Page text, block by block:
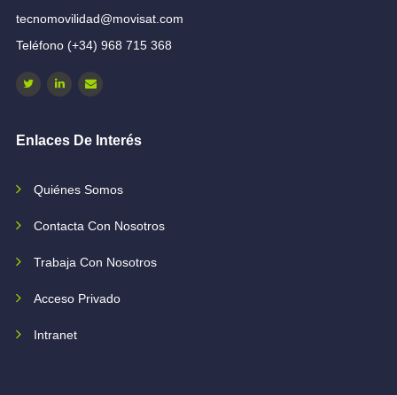
tecnomovilidad@movisat.com
Teléfono (+34) 968 715 368
Enlaces De Interés
Quiénes Somos
Contacta Con Nosotros
Trabaja Con Nosotros
Acceso Privado
Intranet